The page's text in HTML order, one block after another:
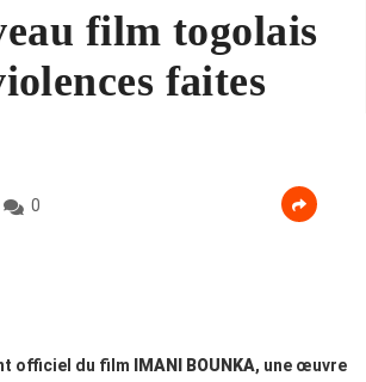
film togolais
faites
0
officiel du film IMANI BOUNKA, une œuvre